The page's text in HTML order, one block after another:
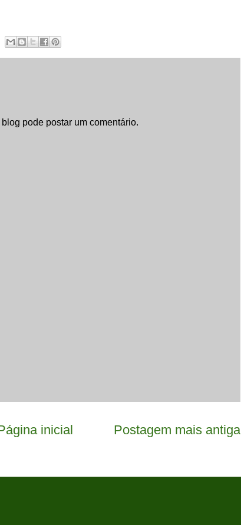
pode postar um comentário.
Postagem mais antiga
inicial